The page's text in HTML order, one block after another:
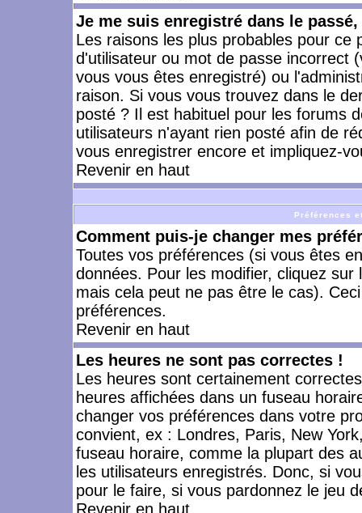
Je me suis enregistré dans le
Les raisons les plus probables pour
d'utilisateur ou mot de passe incorrect
vous vous êtes enregistré) ou
raison. Si vous vous trouvez dans le
posté ? Il est habituel pour les forums
utilisateurs n'ayant rien posté afin de
vous enregistrer encore et impliquez-
Revenir en haut
Préférences
Comment puis-je changer mes
Toutes vos préférences (si vous êtes
données. Pour les modifier, cliquez sur
mais cela peut ne pas être le cas).
préférences.
Revenir en haut
Les heures ne sont pas correctes !
Les heures sont certainement
heures affichées dans un fuseau
changer vos préférences dans votre
convient, ex : Londres, Paris, New
fuseau horaire, comme la plupart des
les utilisateurs enregistrés. Donc, si
pour le faire, si vous pardonnez le jeu
Revenir en haut